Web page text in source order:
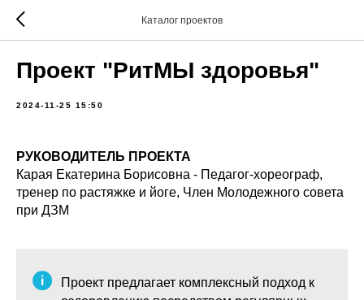
Каталог проектов
Проект "РитМЫ здоровья"
2024-11-25 15:50
РУКОВОДИТЕЛЬ ПРОЕКТА
Карая Екатерина Борисовна - Педагог-хореограф,
тренер по растяжке и йоге, Член Молодежного совета
при ДЗМ
Проект предлагает комплексный подход к